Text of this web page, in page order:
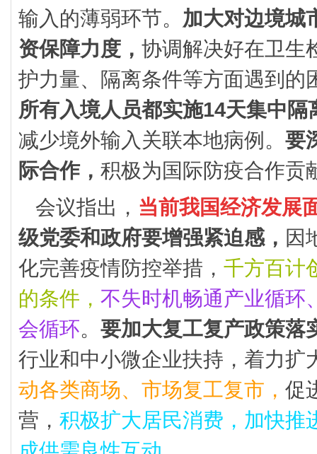
输入的薄弱环节。 加大对边境城
资保障力度， 协调解决好在卫生
护力量、隔离条件等方面遇到的
所有入境人员都实施14天集中隔
减少境外输入关联本地病例。 要
际合作， 积极为国际防疫合作贡
会议指出， 当前我国经济发展
级党委和政府要增强紧迫感， 因
化完善疫情防控举措， 千方百计
的条件， 不失时机畅通产业循环
会循环。 要加大复工复产政策落
行业和中小微企业扶持，着力扩
动各类商场、市场复工复市， 促
营， 积极扩大居民消费，加快推